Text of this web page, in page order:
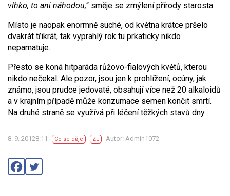
vlhko, to ani náhodou,“ směje se zmýlení přírody starosta.
Místo je naopak enormně suché, od května krátce pršelo
dvakrát třikrát, tak vyprahlý rok tu prkaticky nikdo
nepamatuje.
Přesto se koná hitparáda růžovo-fialových květů, kterou
nikdo nečekal. Ale pozor, jsou jen k prohlížení, ocúny, jak
známo, jsou prudce jedovaté, obsahují více než 20 alkaloidů
a v krajním případě může konzumace semen končit smrtí.
Na druhé straně se využívá při léčení těžkých stavů dny.
8. 9. 20128:11 Co se děje ZL Autor: Admin1072